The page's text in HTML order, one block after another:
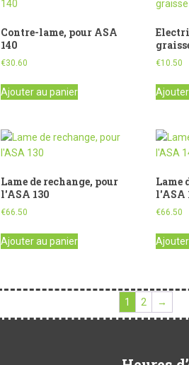
Contre-lame, pour ASA
140
€30.60
Ajouter au panier
€10.50
Lame de rechange, pour
l'ASA 130
€66.50
Ajouter au panier
Lame
l'ASA
€66.50
1 2 →